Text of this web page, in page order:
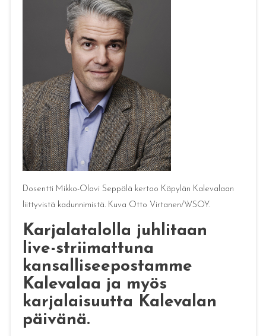
Dosentti Mikko-Olavi Seppälä kertoo Käpylän Kalevalaan
liittyvistä kadunnimistä. Kuva Otto Virtanen/WSOY.
Karjalatalolla juhlitaan
live-striimattuna
kansalliseepostamme
Kalevalaa ja myös
karjalaisuutta Kalevalan
päivänä.